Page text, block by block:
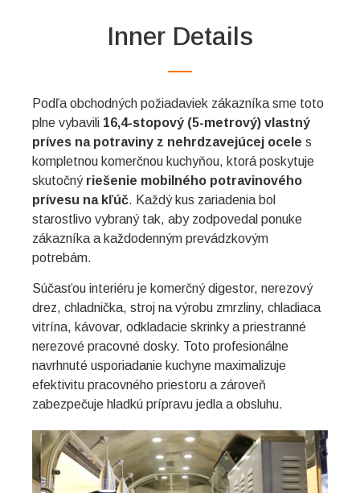
Inner Details
Podľa obchodných požiadaviek zákazníka sme toto
plne vybavili 16,4-stopový (5-metrový) vlastný
príves na potraviny z nehrdzavejúcej ocele s
kompletnou komerčnou kuchyňou, ktorá poskytuje
skutočný riešenie mobilného potravinového
prívesu na kľúč. Každý kus zariadenia bol
starostlivo vybraný tak, aby zodpovedal ponuke
zákazníka a každodenným prevádzkovým
potrebám.
Súčasťou interiéru je komerčný digestor, nerezový
drez, chladnička, stroj na výrobu zmrzliny, chladiaca
vitrína, kávovar, odkladacie skrinky a priestranné
nerezové pracovné dosky. Toto profesionálne
navrhnuté usporiadanie kuchyne maximalizuje
efektivitu pracovného priestoru a zároveň
zabezpečuje hladkú prípravu jedla a obsluhu.